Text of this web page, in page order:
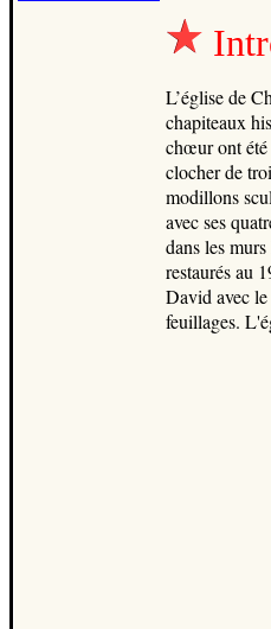
L’église de
chapiteaux
chœur ont été
clocher de
modillons
avec ses
dans les
restaurés au
David avec le
feuillages.